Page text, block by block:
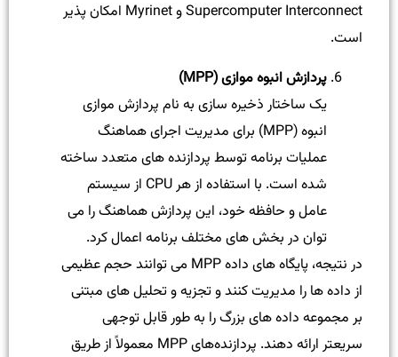
Supercomputer Interconnect و Myrinet امکان پذیر
است.
پردازش انبوه موازی (MPP)
یک ساختار ذخیره سازی به نام پردازش موازی
انبوه (MPP) برای مدیریت اجرای هماهنگ
عملیات برنامه توسط پردازنده های متعدد ساخته
شده است. با استفاده از هر CPU از سیستم
عامل و حافظه خود، این پردازش هماهنگ را می
توان در بخش های مختلف برنامه اعمال کرد.
در نتیجه، پایگاه های داده MPP می توانند حجم عظیمی
از داده ها را مدیریت کنند و تجزیه و تحلیل های مبتنی
بر مجموعه داده های بزرگ را به طور قابل توجهی
سریعتر ارائه دهند. پردازنده‌های MPP معمولاً از طریق